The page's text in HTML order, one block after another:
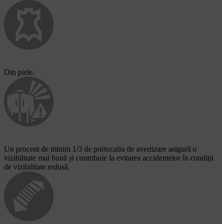
Din piele.
Un procent de minim 1/3 de portocaliu de avertizare asigură o
vizibilitate mai bună și contribuie la evitarea accidentelor în condiții
de vizibilitate redusă.